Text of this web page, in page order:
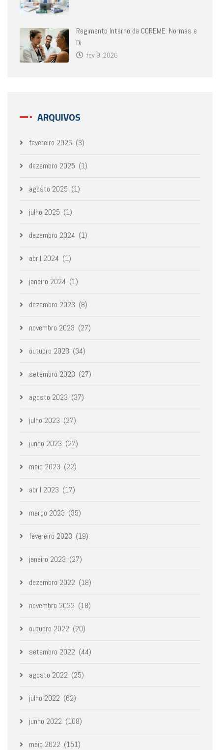
Regimento Interno da COREME: Normas e
Di
fev 9, 2026
ARQUIVOS
fevereiro 2026 (3)
dezembro 2025 (1)
agosto 2025 (1)
julho 2025 (1)
dezembro 2024 (1)
abril 2024 (1)
janeiro 2024 (1)
dezembro 2023 (8)
novembro 2023 (27)
outubro 2023 (34)
setembro 2023 (27)
agosto 2023 (37)
julho 2023 (27)
junho 2023 (27)
maio 2023 (22)
abril 2023 (17)
março 2023 (35)
fevereiro 2023 (19)
janeiro 2023 (27)
dezembro 2022 (18)
novembro 2022 (18)
outubro 2022 (20)
setembro 2022 (44)
agosto 2022 (25)
julho 2022 (62)
junho 2022 (108)
maio 2022 (151)